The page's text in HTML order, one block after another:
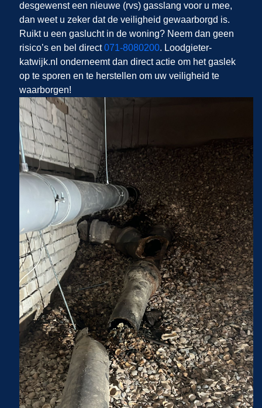
desgewenst een nieuwe (rvs) gasslang voor u mee,
dan weet u zeker dat de veiligheid gewaarborgd is.
Ruikt u een gaslucht in de woning? Neem dan geen
risico’s en bel direct071-8080200. Loodgieter-
katwijk.nl onderneemt dan direct actie om het gaslek
op te sporen en te herstellen om uw veiligheid te
waarborgen!